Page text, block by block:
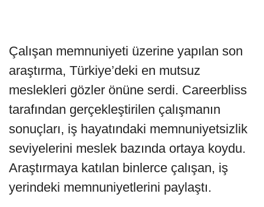
Çalışan memnuniyeti üzerine yapılan son
araştırma, Türkiye’deki en mutsuz
meslekleri gözler önüne serdi. Careerbliss
tarafından gerçekleştirilen çalışmanın
sonuçları, iş hayatındaki memnuniyetsizlik
seviyelerini meslek bazında ortaya koydu.
Araştırmaya katılan binlerce çalışan, iş
yerindeki memnuniyetlerini paylaştı.